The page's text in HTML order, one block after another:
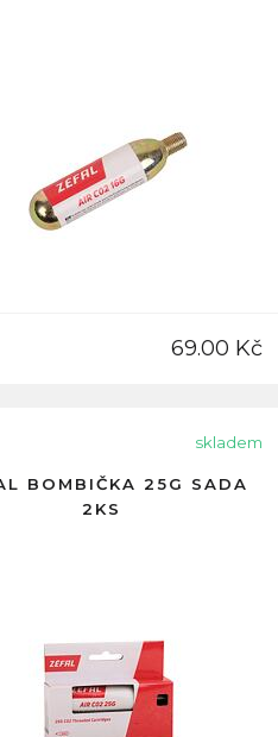
69.00 Kč
skladem
BOMBIČKA 25G SADA
2KS